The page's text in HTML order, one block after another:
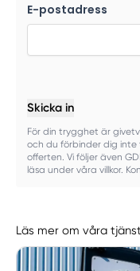
E-postadress
Skicka in
För din trygghet är
och du förbinder dig
offerten. Vi följer även
läsa under våra villkor.
Läs mer om våra